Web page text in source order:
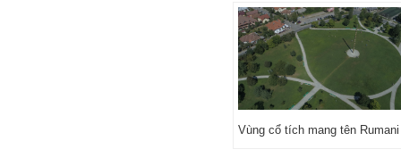
Vùng cổ tích mang tên Rumani